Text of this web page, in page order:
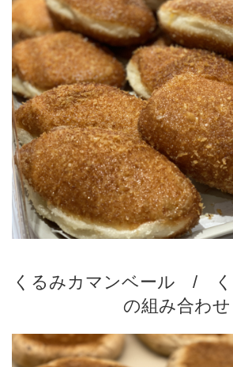
くるみカマンベール / く
の組み合わせ